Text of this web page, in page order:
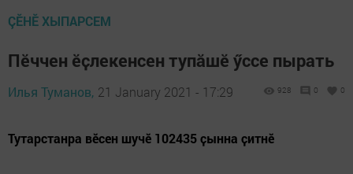
ÇӖНӖ ХЫПАРСЕМ
Пӗччен ӗҫлекенсен тупӑшӗ ӳссе пырать
Илья Туманов, 21 January 2021 - 17:29 928 0 0
Тутарстанра вӗсен шучӗ 102435 ҫынна ҫитнӗ